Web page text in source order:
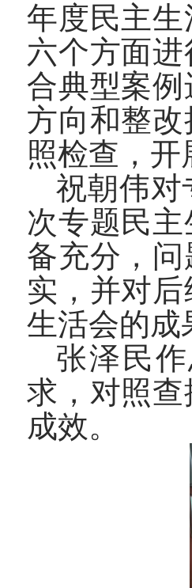
年度民主
六个方面
合典型案
方向和整
照检查，
祝朝伟对
次专题民
备充分，
实，并对
生活会的成
张泽民
求，对照
成效。